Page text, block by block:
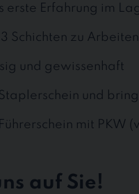
erste Erfahrung im
Schichten zu Arbeiten
und gewissenhaft
und
mit PKW
auf Sie!